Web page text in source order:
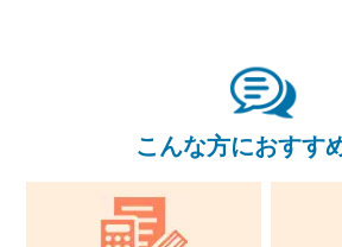
関西支社 0120-
こんな方におすす